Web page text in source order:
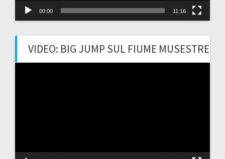
00:00 11:16
VIDEO: BIG JUMP SUL FIUME MUSESTRE